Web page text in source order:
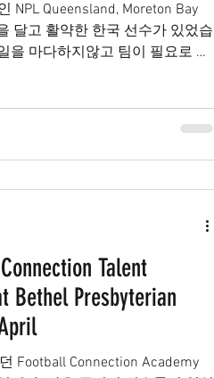
NPL Queensland, Moreton Bay
달고 활약한 한국 선수가 있었습
을 마다하지않고 팀이 필요로 할
Talent
Bethel Presbyterian
Football Connection Academy